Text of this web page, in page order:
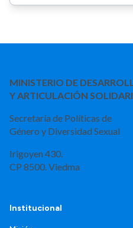
MINISTERIO DE
Y ARTICULACIÓN
Secretaría de Políticas de
Género y Diversidad Sexual
Irigoyen 430.
CP 8500. Viedma
Institucional